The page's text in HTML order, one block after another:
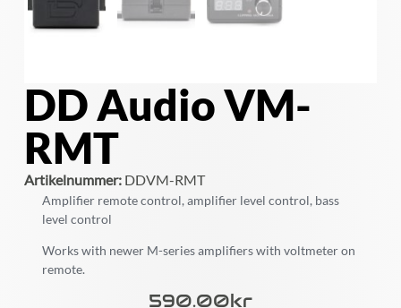
DD Audio VM-
RMT
Artikelnummer:DDVM-RMT
Amplifier remote control, amplifier level control, bass
level control
Works with newer M-series amplifiers with voltmeter on
remote.
590.00Kr